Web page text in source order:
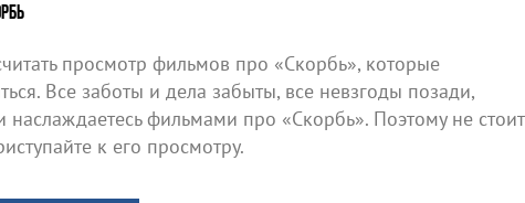
просмотр фильмов про «Скорбь», которые
Все заботы и дела забыты, все невзгоды позади,
фильмами про «Скорбь». Поэтому не стоит
к его просмотру.